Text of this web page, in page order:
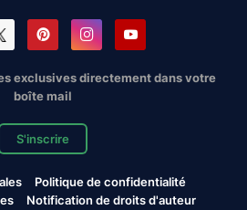
exclusives directement dans votre
boîte mail
S'inscrire
Politique de confidentialité
Notification de droits d'auteur